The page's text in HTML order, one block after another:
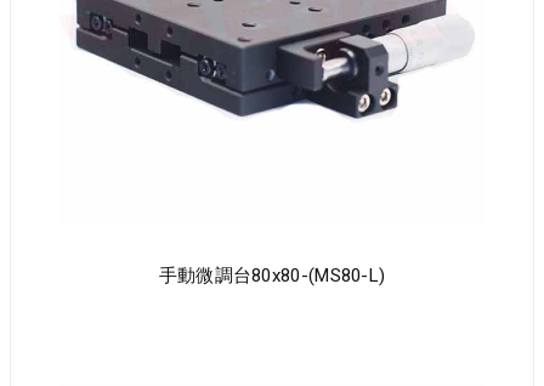
手動微調台80x80-(MS80-L)